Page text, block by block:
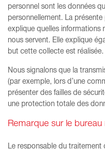
personnel sont les données
personnellement. La
explique quelles informations
nous servent. Elle explique
but cette collecte est réalisée.
Nous signalons que la
(par exemple, lors d’une
présenter des failles de
une protection totale des
Remarque sur le
Le responsable du